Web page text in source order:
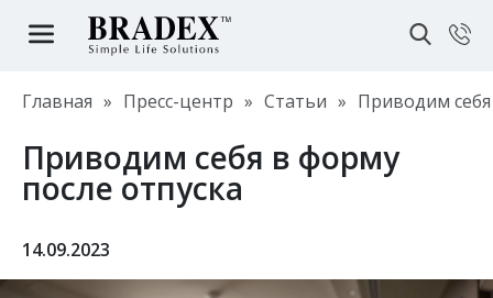
Главная » Пресс-центр » Статьи » Приводим
Приводим себя в форму
после отпуска
14.09.2023